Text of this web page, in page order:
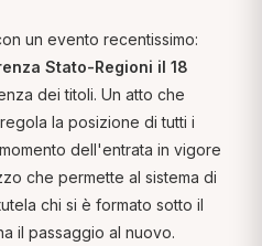
un evento recentissimo:
Stato-Regioni il 18
dei titoli. Un atto che
la posizione di tutti i
dell'entrata in vigore
che permette al sistema di
chi si è formato sotto il
il passaggio al nuovo.